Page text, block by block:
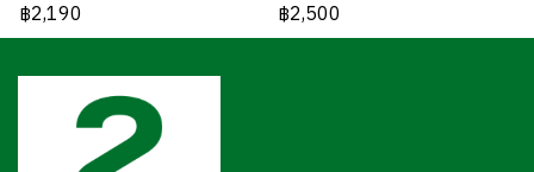
฿2,190
฿2,500